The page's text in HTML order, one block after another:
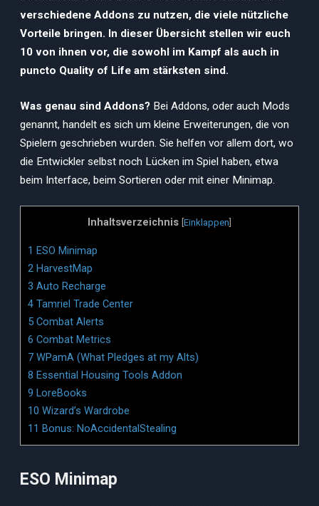
verschiedene Addons zu nutzen, die viele nützliche
Vorteile bringen. In dieser Übersicht stellen wir euch
10 von ihnen vor, die sowohl im Kampf als auch in
puncto Quality of Life am stärksten sind.
Was genau sind Addons? Bei Addons, oder auch Mods
genannt, handelt es sich um kleine Erweiterungen, die von
Spielern geschrieben wurden. Sie helfen vor allem dort, wo
die Entwickler selbst noch Lücken im Spiel haben, etwa
beim Interface, beim Sortieren oder mit einer Minimap.
Inhaltsverzeichnis Einklappen
1 ESO Minimap
2 HarvestMap
3 Auto Recharge
4 Tamriel Trade Center
5 Combat Alerts
6 Combat Metrics
7 WPamA (What Pledges at my Alts)
8 Essential Housing Tools Addon
9 LoreBooks
10 Wizard’s Wardrobe
11 Bonus: NoAccidentalStealing
ESO Minimap